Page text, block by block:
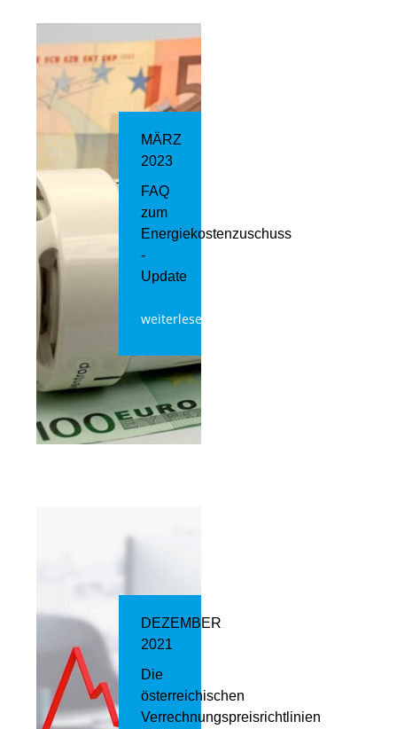
MÄRZ
2023
FAQ
zum
Energiekostenzuschuss
-
Update
weiterlesen
DEZEMBER
2021
Die
österreichischen
Verrechnungspreisrichtlinien